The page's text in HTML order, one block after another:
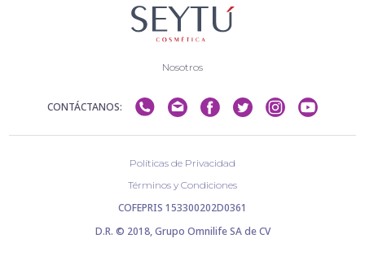
Nosotros
CONTÁCTANOS:
Políticas de Privacidad
Términos y Condiciones
COFEPRIS 153300202D0361
D.R. © 2018, Grupo Omnilife SA de CV